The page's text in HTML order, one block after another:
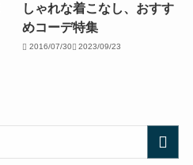
しゃれな着こなし、おすす
めコーデ特集
2016/07/30 2023/09/23